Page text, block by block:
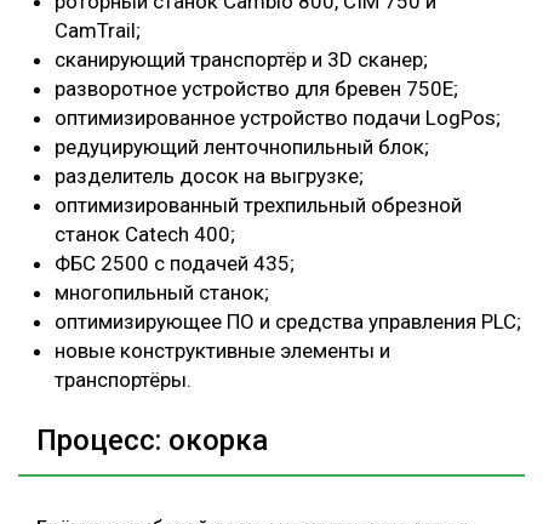
CamTrail;
сканирующий транспортёр и 3D сканер;
разворотное устройство для бревен 750E;
оптимизированное устройство подачи LogPos;
редуцирующий ленточнопильный блок;
разделитель досок на выгрузке;
оптимизированный трехпильный обрезной
станок Catech 400;
ФБС 2500 с подачей 435;
многопильный станок;
оптимизирующее ПО и средства управления PLC;
новые конструктивные элементы и
транспортёры.
Процесс: окорка